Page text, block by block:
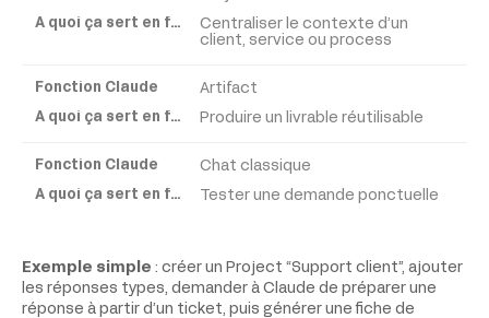
Claude
À
quoi
sert
formation ?
Centraliser le contexte d’un
client, service ou process
Artifact
Produire un livrable réutilisable
Chat classique
Tester une demande ponctuelle
Exemple simple : créer un Project “Support client”, ajouter
les réponses types, demander à Claude de préparer une
réponse à partir d’un ticket, puis générer une fiche de